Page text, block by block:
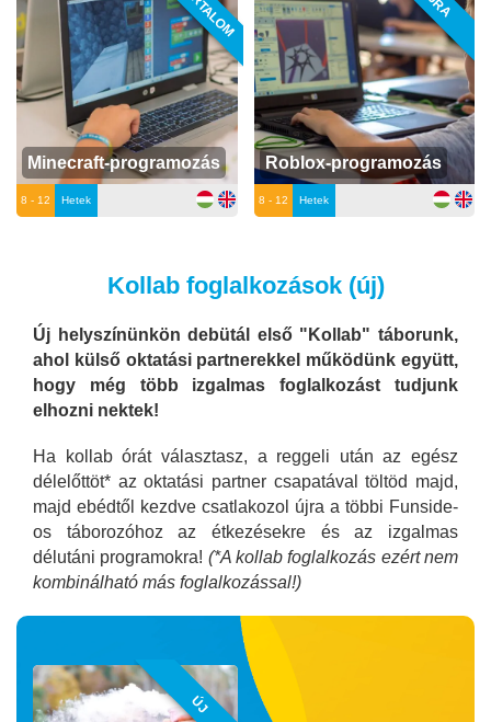
Minecraft-programozás
8 - 12 Hetek
Roblox-programozás
8 - 12 Hetek
Kollab foglalkozások (új)
Új helyszínünkön debütál első "Kollab" táborunk,
ahol külső oktatási partnerekkel működünk együtt,
hogy még több izgalmas foglalkozást tudjunk
elhozni nektek!
Ha kollab órát választasz, a reggeli után az egész
délelőttöt* az oktatási partner csapatával töltöd majd,
majd ebédtől kezdve csatlakozol újra a többi Funside-
os táborozóhoz az étkezésekre és az izgalmas
délutáni programokra! (*A kollab foglalkozás ezért nem
kombinálható más foglalkozással!)
ÚJ